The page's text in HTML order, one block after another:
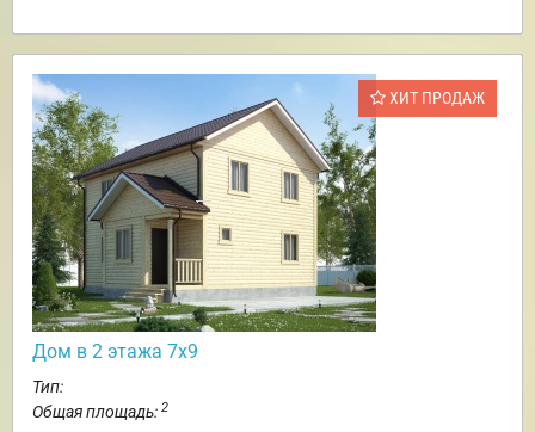
ХИТ ПРОДАЖ
Дом в 2 этажа 7х9
Тип:
Общая площадь: 2